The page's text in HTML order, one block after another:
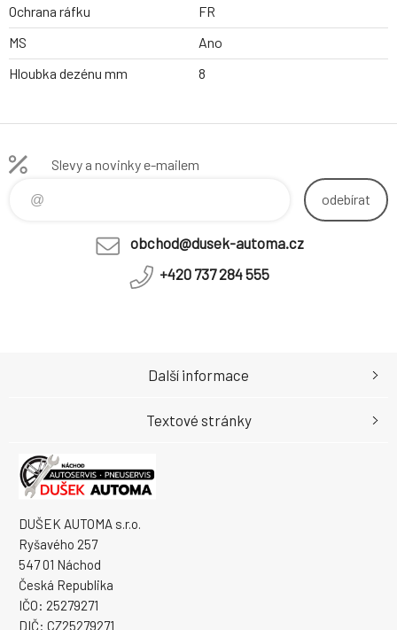
Ochrana ráfku
FR
MS
Ano
Hloubka dezénu mm
8
Slevy a novinky e-mailem
odebírat
obchod@dusek-automa.cz
+420 737 284 555
DUŠEK AUTOMA s.r.o.
Ryšavého 257
547 01 Náchod
Česká Republika
IČO: 25279271
DIČ: CZ25279271
Další informace
Textové stránky